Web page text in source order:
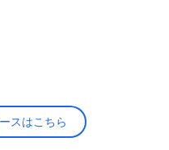
スはこちら